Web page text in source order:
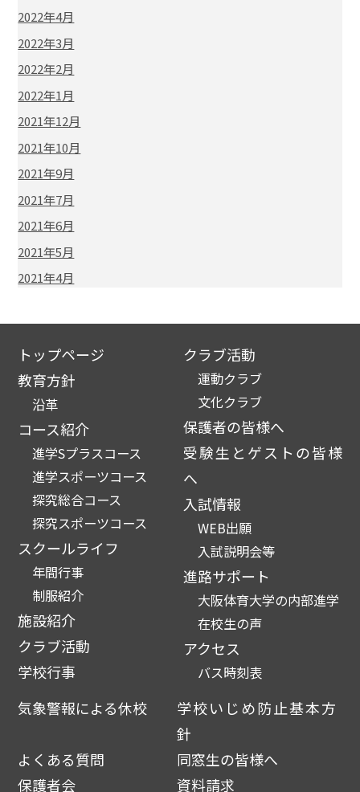
2022年4月
2022年3月
2022年2月
2022年1月
2021年12月
2021年10月
2021年9月
2021年7月
2021年6月
2021年5月
2021年4月
トップページ
教育方針
沿革
コース紹介
進学Sプラスコース
進学スポーツコース
探究総合コース
探究スポーツコース
スクールライフ
年間行事
制服紹介
施設紹介
クラブ活動
学校行事
クラブ活動
運動クラブ
文化クラブ
保護者の皆様へ
受験生とゲストの皆様
へ
入試情報
WEB出願
入試説明会等
進路サポート
大阪体育大学の内部進学
在校生の声
アクセス
バス時刻表
気象警報による休校
学校いじめ防止基本方
針
よくある質問
同窓生の皆様へ
保護者会
資料請求